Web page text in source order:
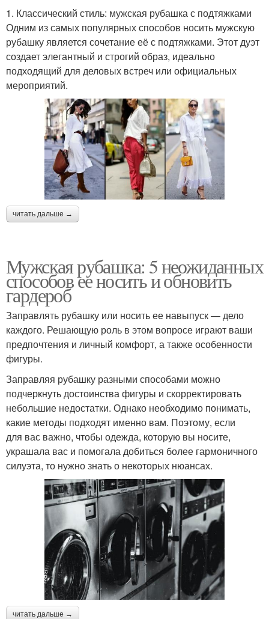
1. Классический стиль: мужская рубашка с подтяжками
Одним из самых популярных способов носить мужскую
рубашку является сочетание её с подтяжками. Этот дуэт
создает элегантный и строгий образ, идеально
подходящий для деловых встреч или официальных
мероприятий.
читать дальше →
Мужская рубашка: 5 неожиданных
способов ее носить и обновить
гардероб
Заправлять рубашку или носить ее навыпуск — дело
каждого. Решающую роль в этом вопросе играют ваши
предпочтения и личный комфорт, а также особенности
фигуры.
Заправляя рубашку разными способами можно
подчеркнуть достоинства фигуры и скорректировать
небольшие недостатки. Однако необходимо понимать,
какие методы подходят именно вам. Поэтому, если
для вас важно, чтобы одежда, которую вы носите,
украшала вас и помогала добиться более гармоничного
силуэта, то нужно знать о некоторых нюансах.
читать дальше →